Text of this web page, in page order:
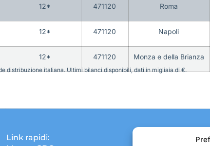
12* 471120 Roma
12* 471120 Napoli
12* 471120 Monza e della Brianza
distribuzione italiana. Ultimi bilanci disponibili, dati in migliaia di €.
Link rapidi: